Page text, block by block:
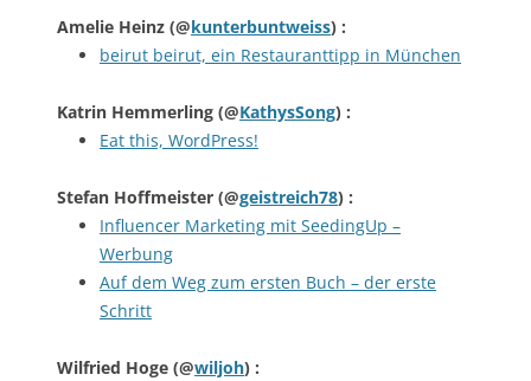
Amelie Heinz (@kunterbuntweiss) :
beirut beirut, ein Restauranttipp in München
Katrin Hemmerling (@KathysSong) :
Eat this, WordPress!
Stefan Hoffmeister (@geistreich78) :
Influencer Marketing mit SeedingUp –
Werbung
Auf dem Weg zum ersten Buch – der erste
Schritt
Wilfried Hoge (@wiljoh) :